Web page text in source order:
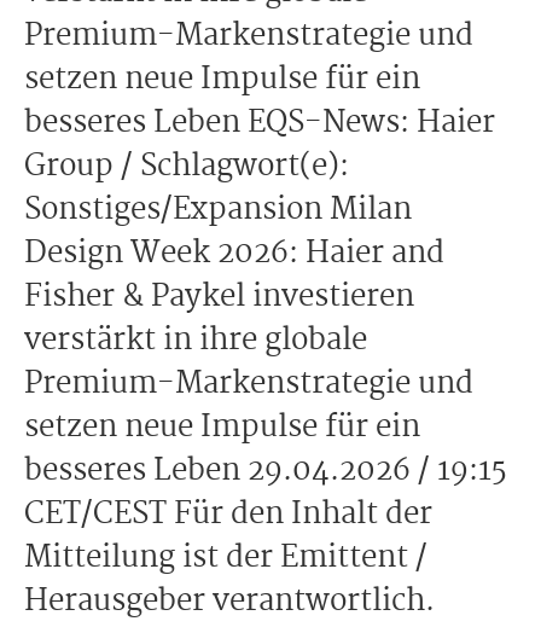
Premium-Markenstrategie und
setzen neue Impulse für ein
besseres Leben EQS-News: Haier
Group / Schlagwort(e):
Sonstiges/Expansion Milan
Design Week 2026: Haier and
Fisher & Paykel investieren
verstärkt in ihre globale
Premium-Markenstrategie und
setzen neue Impulse für ein
besseres Leben 29.04.2026 / 19:15
CET/CEST Für den Inhalt der
Mitteilung ist der Emittent /
Herausgeber verantwortlich.